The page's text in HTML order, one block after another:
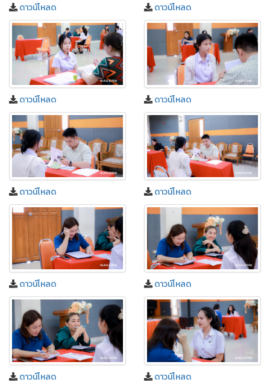
ดาวน์โหลด ดาวน์โหลด
ดาวน์โหลด ดาวน์โหลด
ดาวน์โหลด ดาวน์โหลด
ดาวน์โหลด ดาวน์โหลด
ดาวน์โหลด ดาวน์โหลด